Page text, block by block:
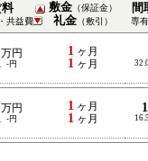
共益費
敷金（保証金）
礼金（敷引）
間
専
円
-円
1 ヶ月
1 ヶ月
円
-円
1 ヶ月
1 ヶ月